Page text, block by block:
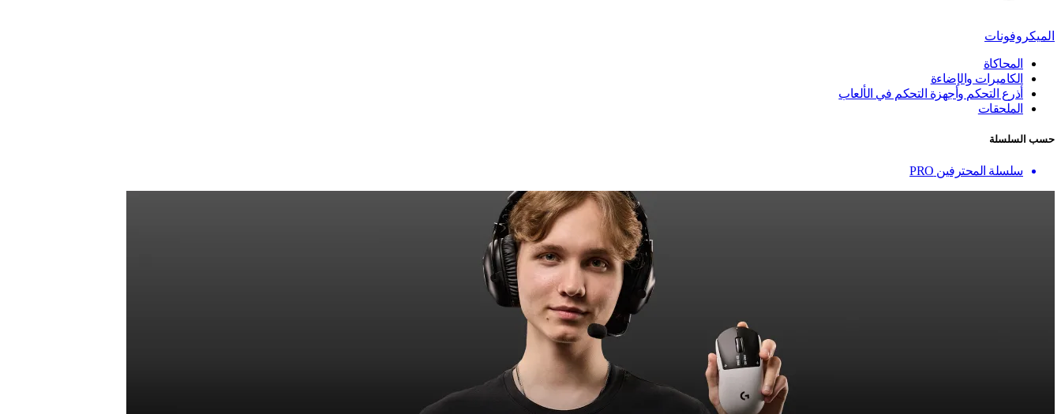
الميكروفونات
المحاكاة
الكاميرات والإضاءة
أذرع التحكم وأجهزة التحكم في الألعاب
الملحقات
حسب السلسلة
سلسلة المحترفين PRO